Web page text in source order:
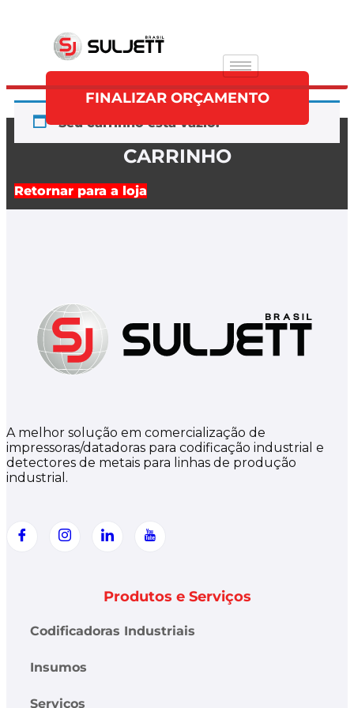
CARRINHO
Seu carrinho está vazio.
Retornar para a loja
FINALIZAR ORÇAMENTO
A melhor solução em comercialização de
impressoras/datadoras para codificação industrial e
detectores de metais para linhas de produção
industrial.
Produtos e Serviços
Codificadoras Industriais
Insumos
Serviços